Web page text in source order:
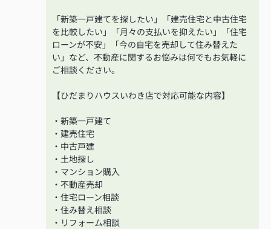
「新築一戸建てを探したい」「建売住宅と中古住宅
を比較したい」「月々の支払いを抑えたい」「住宅
ローンが不安」「今の自宅を売却して住み替えた
い」など、不動産に関するお悩みは何でもお気軽に
ご相談ください。
【ひだまりハウスいわき店で対応可能な内容】
・新築一戸建て
・建売住宅
・中古戸建
・土地探し
・マンション購入
・不動産売却
・住宅ローン相談
・住み替え相談
・リフォーム相談